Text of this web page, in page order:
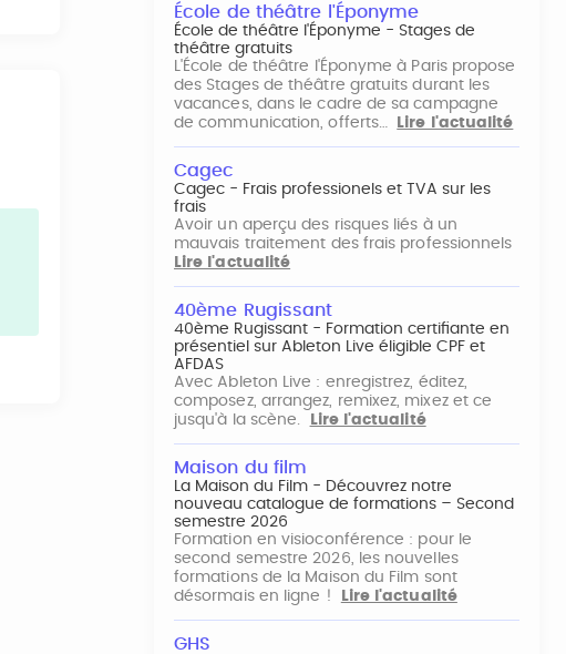
École de théâtre l'Éponyme
École de théâtre l'Éponyme - Stages de
théâtre gratuits
L'École de théâtre l'Éponyme à Paris propose
des Stages de théâtre gratuits durant les
vacances, dans le cadre de sa campagne
de communication, offerts…
Lire l'actualité
Cagec
Cagec - Frais professionels et TVA sur les
frais
Avoir un aperçu des risques liés à un
mauvais traitement des frais professionnels
Lire l'actualité
40ème Rugissant
40ème Rugissant - Formation certifiante en
présentiel sur Ableton Live éligible CPF et
AFDAS
Avec Ableton Live : enregistrez, éditez,
composez, arrangez, remixez, mixez et ce
jusqu'à la scène.
Lire l'actualité
Maison du film
La Maison du Film - Découvrez notre
nouveau catalogue de formations – Second
semestre 2026
Formation en visioconférence : pour le
second semestre 2026, les nouvelles
formations de la Maison du Film sont
désormais en ligne !
Lire l'actualité
GHS